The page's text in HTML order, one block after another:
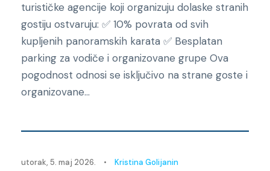
turističke agencije koji organizuju dolaske stranih
gostiju ostvaruju: ✅ 10% povrata od svih
kupljenih panoramskih karata ✅ Besplatan
parking za vodiče i organizovane grupe Ova
pogodnost odnosi se isključivo na strane goste i
organizovane...
utorak, 5. maj 2026. • Kristina Golijanin